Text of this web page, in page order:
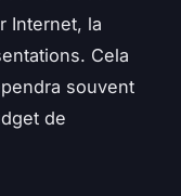
Internet, la
Cela
souvent
de